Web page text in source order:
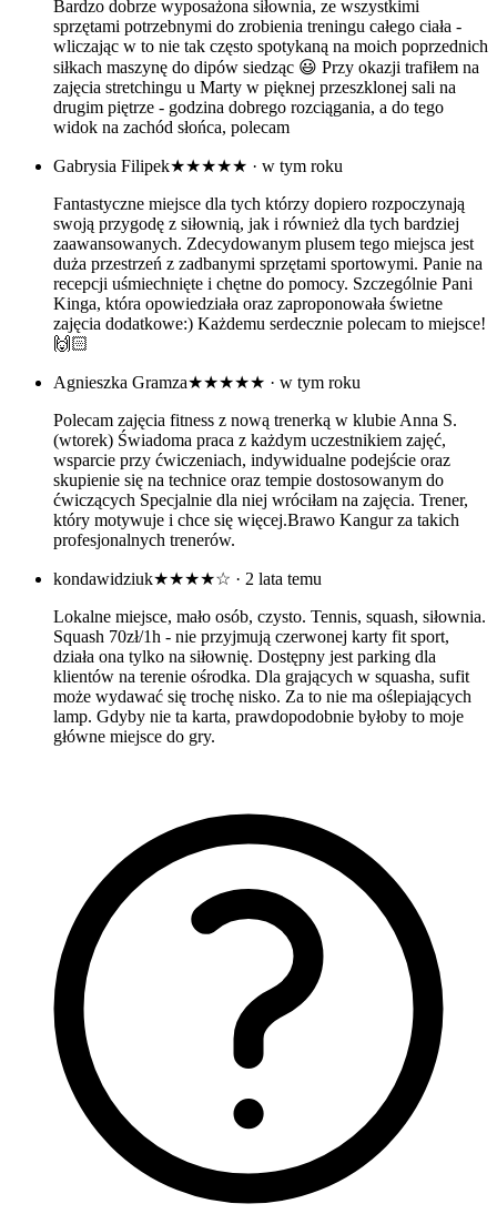
Bardzo dobrze wyposażona siłownia, ze wszystkimi
sprzętami potrzebnymi do zrobienia treningu całego ciała -
wliczając w to nie tak często spotykaną na moich poprzednich
siłkach maszynę do dipów siedząc 😃 Przy okazji trafiłem na
zajęcia stretchingu u Marty w pięknej przeszklonej sali na
drugim piętrze - godzina dobrego rozciągania, a do tego
widok na zachód słońca, polecam
Gabrysia Filipek★★★★★ · w tym roku
Fantastyczne miejsce dla tych którzy dopiero rozpoczynają
swoją przygodę z siłownią, jak i również dla tych bardziej
zaawansowanych. Zdecydowanym plusem tego miejsca jest
duża przestrzeń z zadbanymi sprzętami sportowymi. Panie na
recepcji uśmiechnięte i chętne do pomocy. Szczególnie Pani
Kinga, która opowiedziała oraz zaproponowała świetne
zajęcia dodatkowe:) Każdemu serdecznie polecam to miejsce!
🙌🏻
Agnieszka Gramza★★★★★ · w tym roku
Polecam zajęcia fitness z nową trenerką w klubie Anna S.
(wtorek) Świadoma praca z każdym uczestnikiem zajęć,
wsparcie przy ćwiczeniach, indywidualne podejście oraz
skupienie się na technice oraz tempie dostosowanym do
ćwiczących Specjalnie dla niej wróciłam na zajęcia. Trener,
który motywuje i chce się więcej.Brawo Kangur za takich
profesjonalnych trenerów.
kondawidziuk★★★★☆ · 2 lata temu
Lokalne miejsce, mało osób, czysto. Tennis, squash, siłownia.
Squash 70zł/1h - nie przyjmują czerwonej karty fit sport,
działa ona tylko na siłownię. Dostępny jest parking dla
klientów na terenie ośrodka. Dla grających w squasha, sufit
może wydawać się trochę nisko. Za to nie ma oślepiających
lamp. Gdyby nie ta karta, prawdopodobnie byłoby to moje
główne miejsce do gry.